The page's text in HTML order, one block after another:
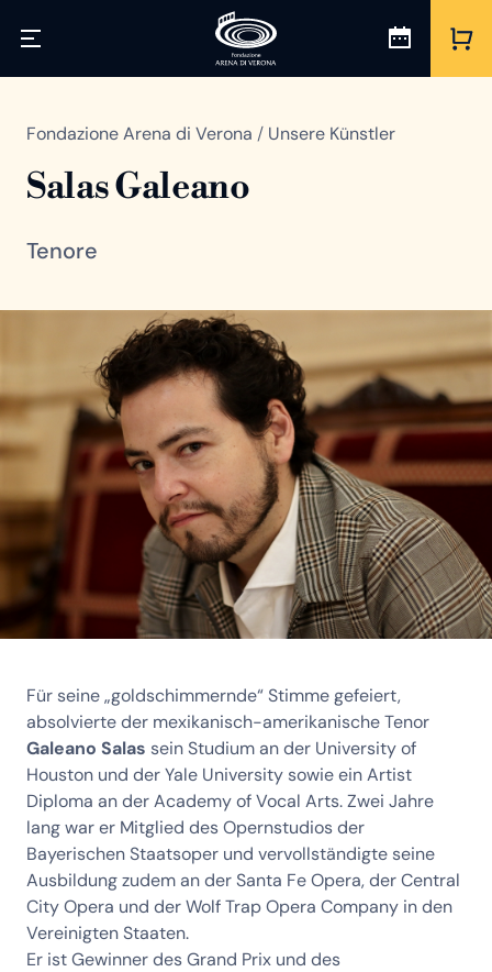
Fondazione Arena di Verona / Unsere Künstler
Salas Galeano
Tenore
Für seine „goldschimmernde“ Stimme gefeiert,
absolvierte der mexikanisch-amerikanische Tenor
Galeano Salas sein Studium an der University of
Houston und der Yale University sowie ein Artist
Diploma an der Academy of Vocal Arts. Zwei Jahre
lang war er Mitglied des Opernstudios der
Bayerischen Staatsoper und vervollständigte seine
Ausbildung zudem an der Santa Fe Opera, der Central
City Opera und der Wolf Trap Opera Company in den
Vereinigten Staaten.
Er ist Gewinner des Grand Prix und des